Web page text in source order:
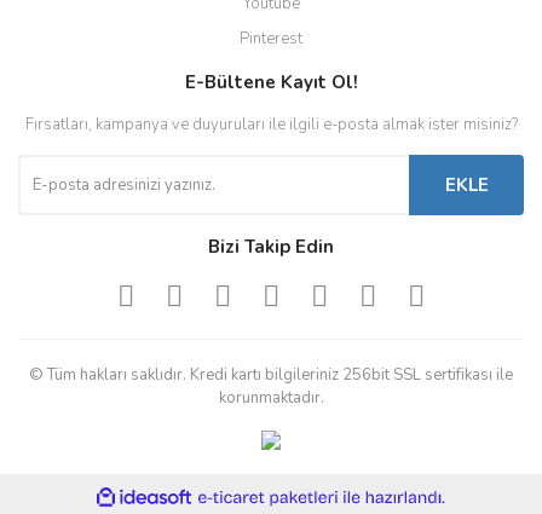
Pinterest
E-Bültene Kayıt Ol!
Fırsatları, kampanya ve duyuruları ile ilgili e-posta almak ister misiniz?
EKLE
Bizi Takip Edin
© Tüm hakları saklıdır. Kredi kartı bilgileriniz 256bit SSL sertifikası ile
korunmaktadır.
ideasoft
e-